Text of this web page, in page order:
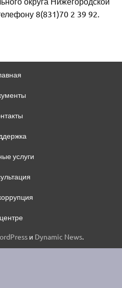
8(831)70 2 39 92.
услуги
и Dynamic News.